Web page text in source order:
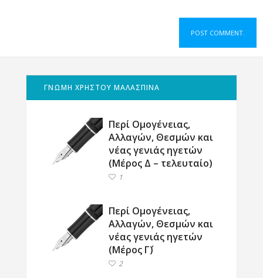
ΓΝΩΜΗ ΧΡΗΣΤΟΥ ΜΑΛΑΣΠΙΝΑ
Περί Ομογένειας,
Αλλαγών, Θεσμών και
νέας γενιάς ηγετών
(Μέρος Δ – τελευταίο)
1
Περί Ομογένειας,
Αλλαγών, Θεσμών και
νέας γενιάς ηγετών
(Μέρος Γ΄)
2